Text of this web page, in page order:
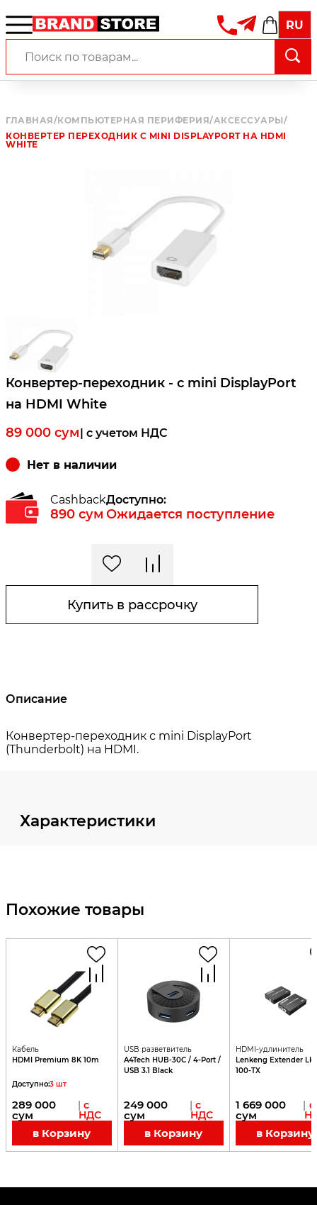
RU
ГЛАВНАЯ/КОМПЬЮТЕРНАЯ ПЕРИФЕРИЯ/АКСЕССУАРЫ/
КОНВЕРТЕР ПЕРЕХОДНИК С MINI DISPLAYPORT НА HDMI
WHITE
Конвертер-переходник - с mini DisplayPort
на HDMI White
89 000 сум| c учетом НДС
Нет в наличии
Cashback
890 сум
Доступно:
Ожидается поступление
Купить в рассрочку
Описание
Характеристики
Похожие товары
Кабель
HDMI Premium 8K 10m
Доступно:3 шт
289 000
сум
| с
НДС
в Корзину
USB разветвитель
A4Tech HUB-30C / 4-Port /
USB 3.1 Black
249 000
сум
| с
НДС
в Корзину
HDMI-удлинитель
Lenkeng Extender
100-TX
1 669 000
сум
| с
в Корзину